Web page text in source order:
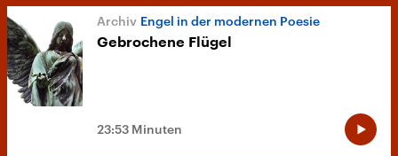
Engel in der modernen Poesie
Gebrochene Flügel
23:53 Minuten